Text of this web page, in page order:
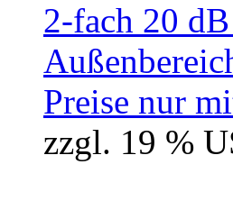
Preise nur
zzgl. 19 %